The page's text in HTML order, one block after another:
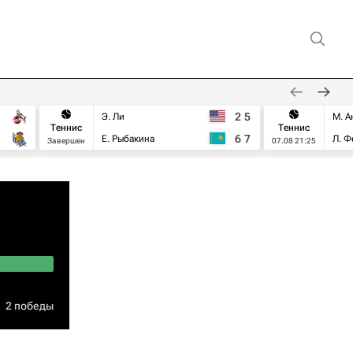
Теннис
Завершен
Э. Ли
Е. Рыбакина
2 5
6 7
Теннис
07.08 21:25
М.
Л.
2 победы